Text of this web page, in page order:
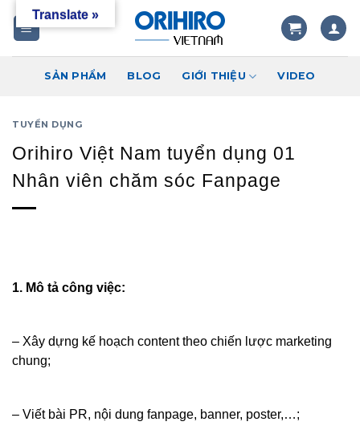
SẢN PHẨM BLOG GIỚI THIỆU VIDEO
TUYỂN DỤNG
Orihiro Việt Nam tuyển dụng 01
Nhân viên chăm sóc Fanpage
1. Mô tả công việc:
– Xây dựng kế hoạch content theo chiến lược marketing
chung;
– Viết bài PR, nội dung fanpage, banner, poster,…;
Translate »